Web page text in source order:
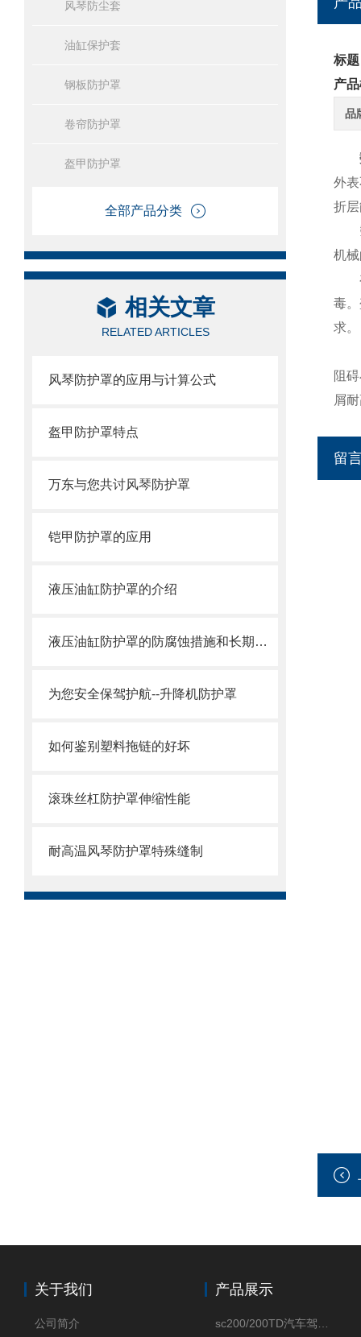
风琴防尘套
油缸保护套
钢板防护罩
卷帘防护罩
盔甲防护罩
全部产品分类
相关文章
RELATED ARTICLES
风琴防护罩的应用与计算公式
盔甲防护罩特点
万东与您共讨风琴防护罩
铠甲防护罩的应用
液压油缸防护罩的介绍
液压油缸防护罩的防腐蚀措施和长期维护策略
为您安全保驾护航--升降机防护罩
如何鉴别塑料拖链的好坏
滚珠丝杠防护罩伸缩性能
耐高温风琴防护罩特殊缝制
标
产
品
外
折
机
毒
求。
阻
屑
留
关于我们
公司简介
产品展示